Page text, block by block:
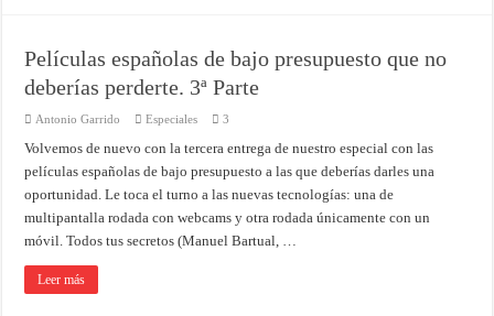
Películas españolas de bajo presupuesto que no
deberías perderte. 3ª Parte
Antonio Garrido Especiales 3
Volvemos de nuevo con la tercera entrega de nuestro especial con las
películas españolas de bajo presupuesto a las que deberías darles una
oportunidad. Le toca el turno a las nuevas tecnologías: una de
multipantalla rodada con webcams y otra rodada únicamente con un
móvil. Todos tus secretos (Manuel Bartual, …
Leer más